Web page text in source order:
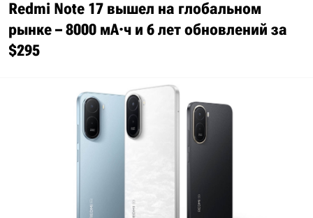
Redmi Note 17 вышел на глобальном
рынке – 8000 мА·ч и 6 лет обновлений за
$295